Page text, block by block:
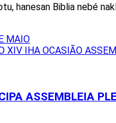
hanesan Biblia nebé
MAIO
IHA OCASIÃO
ASSEMBLEIA